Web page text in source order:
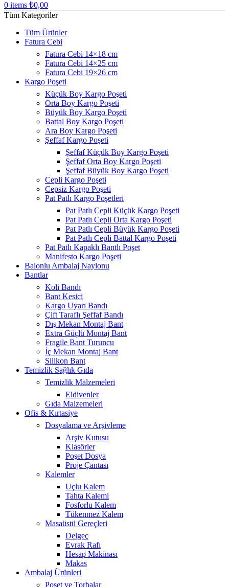
0 items ₺0,00
Tüm Kategoriler
Tüm Ürünler
Fatura Cebi
Fatura Cebi 14×18 cm
Fatura Cebi 14×25 cm
Fatura Cebi 19×26 cm
Kargo Poşeti
Küçük Boy Kargo Poşeti
Orta Boy Kargo Poşeti
Büyük Boy Kargo Poşeti
Battal Boy Kargo Poşeti
Ara Boy Kargo Poşeti
Şeffaf Kargo Poşeti
Şeffaf Küçük Boy Kargo Poşeti
Şeffaf Orta Boy Kargo Poşeti
Şeffaf Büyük Boy Kargo Poşeti
Cepli Kargo Poşeti
Cepsiz Kargo Poşeti
Pat Patlı Kargo Poşetleri
Pat Patlı Cepli Küçük Kargo Poşeti
Pat Patlı Cepli Orta Kargo Poşeti
Pat Patlı Cepli Büyük Kargo Poşeti
Pat Patlı Cepli Battal Kargo Poşeti
Pat Patlı Kapaklı Bantlı Poşet
Manifesto Kargo Poşeti
Balonlu Ambalaj Naylonu
Bantlar
Koli Bandı
Bant Kesici
Kargo Uyarı Bandı
Çift Taraflı Şeffaf Bandı
Dış Mekan Montaj Bant
Extra Güçlü Montaj Bant
Fragile Bant Turuncu
İç Mekan Montaj Bant
Silikon Bant
Temizlik Sağlık Gıda
Temizlik Malzemeleri
Eldivenler
Gıda Malzemeleri
Ofis & Kırtasiye
Dosyalama ve Arşivleme
Arşiv Kutusu
Klasörler
Poşet Dosya
Proje Çantası
Kalemler
Uçlu Kalem
Tahta Kalemi
Fosforlu Kalem
Tükenmez Kalem
Masaüstü Gereçleri
Delgeç
Evrak Rafı
Hesap Makinası
Makas
Ambalaj Ürünleri
Poşet ve Torbalar